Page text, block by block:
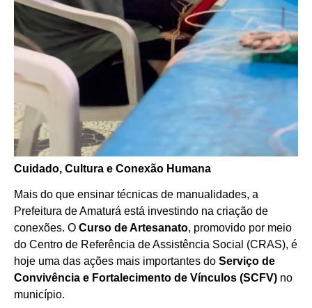
Cuidado, Cultura e Conexão Humana
Mais do que ensinar técnicas de manualidades, a
Prefeitura de Amaturá está investindo na criação de
conexões. O Curso de Artesanato, promovido por meio
do Centro de Referência de Assistência Social (CRAS), é
hoje uma das ações mais importantes do Serviço de
Convivência e Fortalecimento de Vínculos (SCFV) no
município.